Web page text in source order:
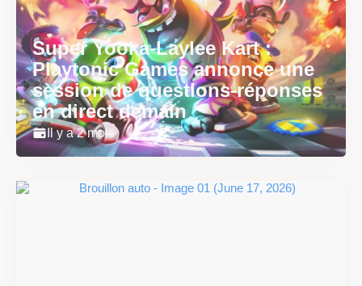
Super Yooka-Laylee Kart :
Playtonic Games annonce une
session de questions-réponses
en direct demain
Il y a 2 mois